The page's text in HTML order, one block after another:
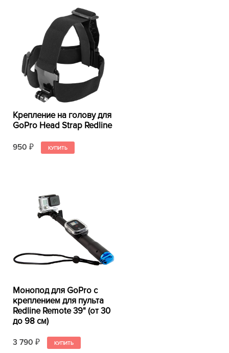
Крепление на голову для
GoPro Head Strap Redline
950 ₽
Монопод для GoPro с
креплением для пульта
Redline Remote 39" (от 30
до 98 см)
3 790 ₽